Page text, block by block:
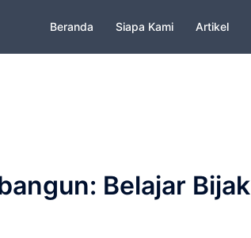
Beranda Siapa Kami Artikel
Belajar Bijak